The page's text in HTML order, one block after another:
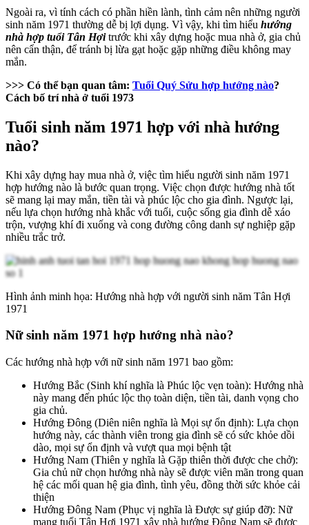
Ngoài ra, vì tính cách có phần hiền lành, tình cảm nên những người
sinh năm 1971 thường dễ bị lợi dụng. Vì vậy, khi tìm hiểu hướng
nhà hợp tuổi Tân Hợitrước khi xây dựng hoặc mua nhà ở, gia chủ
nên cẩn thận, để tránh bị lừa gạt hoặc gặp những điều không may
mắn.
>>> Có thể bạn quan tâm: Tuổi Quý Sửu hợp hướng nào?
Cách bố trí nhà ở tuổi 1973
Tuổi sinh năm 1971 hợp với nhà hướng
nào?
Khi xây dựng hay mua nhà ở, việc tìm hiểu người sinh năm 1971
hợp hướng nào là bước quan trọng. Việc chọn được hướng nhà tốt
sẽ mang lại may mắn, tiền tài và phúc lộc cho gia đình. Ngược lại,
nếu lựa chọn hướng nhà khắc với tuổi, cuộc sống gia đình dễ xáo
trộn, vượng khí đi xuống và cong đường công danh sự nghiệp gặp
nhiều trắc trở.
Hình ảnh minh họa: Hướng nhà hợp với người sinh năm Tân Hợi
1971
Nữ sinh năm 1971 hợp hướng nhà nào?
Các hướng nhà hợp với nữ sinh năm 1971 bao gồm:
Hướng Bắc (Sinh khí nghĩa là Phúc lộc vẹn toàn): Hướng nhà
này mang đến phúc lộc thọ toàn diện, tiền tài, danh vọng cho
gia chủ.
Hướng Đông (Diên niên nghĩa là Mọi sự ổn định): Lựa chọn
hướng này, các thành viên trong gia đình sẽ có sức khỏe dồi
dào, mọi sự ổn định và vượt qua mọi bệnh tật
Hướng Nam (Thiên y nghĩa là Gặp thiên thời được che chở):
Gia chủ nữ chọn hướng nhà này sẽ được viên mãn trong quan
hệ các mối quan hệ gia đình, tình yêu, đồng thời sức khỏe cải
thiện
Hướng Đông Nam (Phục vị nghĩa là Được sự giúp đỡ): Nữ
mạng tuổi Tân Hợi 1971 xây nhà hướng Đông Nam sẽ được